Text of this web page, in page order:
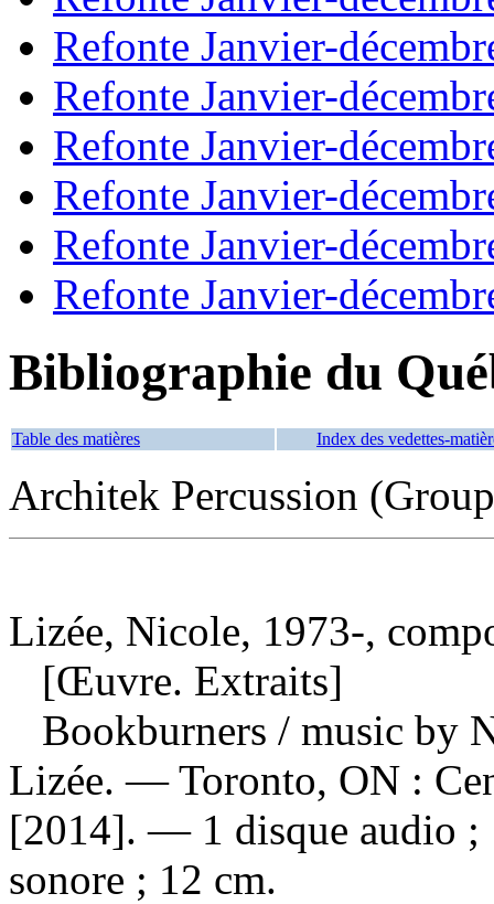
Refonte Janvier-
Refonte Janvier-
Refonte Janvier-
Refonte Janvier-
Refonte Janvier-
Refonte Janvier-
Bibliographie du
Table des matières Index des vedettes-
Architek Percussion
Lizée, Nicole, 1973-,
[Œuvre. Extraits]
Bookburners / music by
Lizée. — Toronto, ON :
[2014]. — 1 disque audio ;
sonore ; 12 cm.